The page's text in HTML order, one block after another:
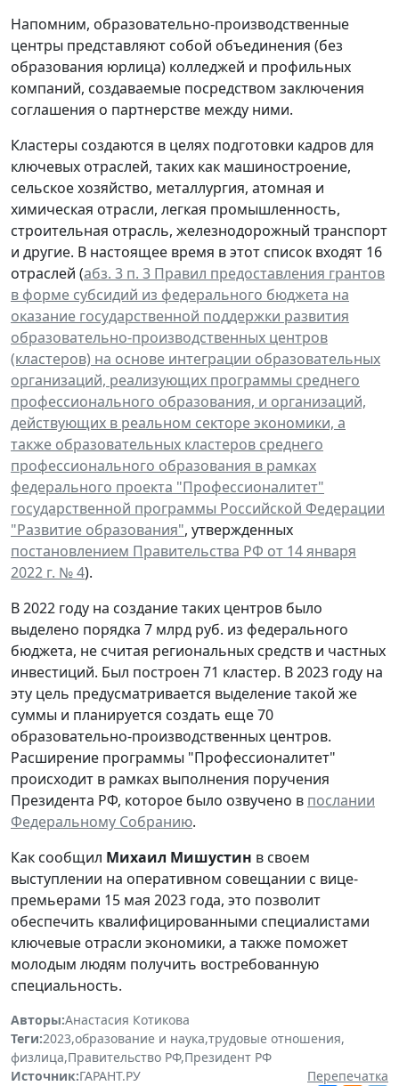
Напомним, образовательно-производственные
центры представляют собой объединения (без
образования юрлица) колледжей и профильных
компаний, создаваемые посредством заключения
соглашения о партнерстве между ними.
Кластеры создаются в целях подготовки кадров для
ключевых отраслей, таких как машиностроение,
сельское хозяйство, металлургия, атомная и
химическая отрасли, легкая промышленность,
строительная отрасль, железнодорожный транспорт
и другие. В настоящее время в этот список входят 16
отраслей (абз. 3 п. 3 Правил предоставления грантов
в форме субсидий из федерального бюджета на
оказание государственной поддержки развития
образовательно-производственных центров
(кластеров) на основе интеграции образовательных
организаций, реализующих программы среднего
профессионального образования, и организаций,
действующих в реальном секторе экономики, а
также образовательных кластеров среднего
профессионального образования в рамках
федерального проекта "Профессионалитет"
государственной программы Российской Федерации
"Развитие образования", утвержденных
постановлением Правительства РФ от 14 января
2022 г. № 4).
В 2022 году на создание таких центров было
выделено порядка 7 млрд руб. из федерального
бюджета, не считая региональных средств и частных
инвестиций. Был построен 71 кластер. В 2023 году на
эту цель предусматривается выделение такой же
суммы и планируется создать еще 70
образовательно-производственных центров.
Расширение программы "Профессионалитет"
происходит в рамках выполнения поручения
Президента РФ, которое было озвучено в послании
Федеральному Собранию.
Как сообщил Михаил Мишустин в своем
выступлении на оперативном совещании с вице-
премьерами 15 мая 2023 года, это позволит
обеспечить квалифицированными специалистами
ключевые отрасли экономики, а также поможет
молодым людям получить востребованную
специальность.
Авторы:Анастасия Котикова
Теги:2023,образование и наука,трудовые отношения,
физлица,Правительство РФ,Президент РФ
Источник:ГАРАНТ.РУ
Перепечатка